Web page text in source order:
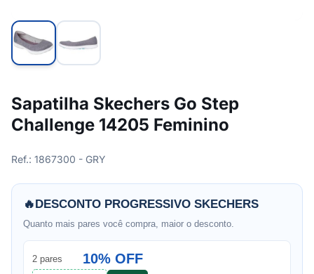
Sapatilha Skechers Go Step
Challenge 14205 Feminino
Ref.: 1867300 - GRY
🔥DESCONTO PROGRESSIVO SKECHERS
Quanto mais pares você compra, maior o desconto.
2 pares 10% OFF